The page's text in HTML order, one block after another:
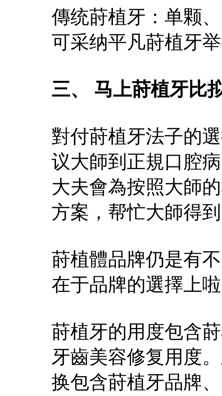
傳统莳植牙：单颗
可采纳平凡莳植牙
三、 马上莳植牙比
對付莳植牙法子的
议大師到正規口腔
大夫會為按照大師
方案，帮忙大師得
莳植體品牌仍是有
在于品牌的選擇上啦
莳植牙的用度包含
牙齒美容修复用度
换包含莳植牙品牌